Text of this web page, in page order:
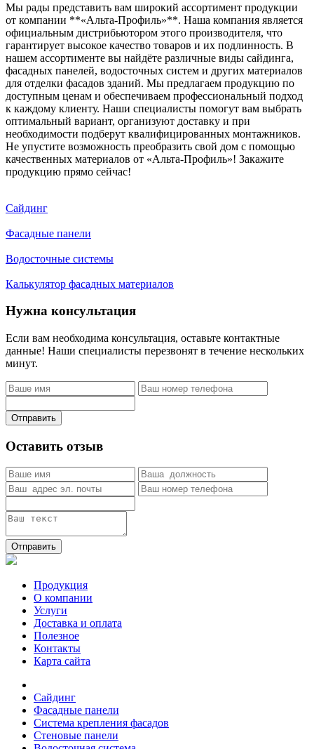
Мы рады представить вам широкий ассортимент продукции
от компании **«Альта-Профиль»**. Наша компания является
официальным дистрибьютором этого производителя, что
гарантирует высокое качество товаров и их подлинность. В
нашем ассортименте вы найдёте различные виды сайдинга,
фасадных панелей, водосточных систем и других материалов
для отделки фасадов зданий. Мы предлагаем продукцию по
доступным ценам и обеспечиваем профессиональный подход
к каждому клиенту. Наши специалисты помогут вам выбрать
оптимальный вариант, организуют доставку и при
необходимости подберут квалифицированных монтажников.
Не упустите возможность преобразить свой дом с помощью
качественных материалов от «Альта-Профиль»! Закажите
продукцию прямо сейчас!
Сайдинг
Фасадные панели
Водосточные системы
Калькулятор фасадных материалов
Нужна консультация
Если вам необходима консультация, оставьте контактные
данные! Наши специалисты перезвонят в течение нескольких
минут.
Отправить
Оставить отзыв
Отправить
Продукция
О компании
Услуги
Доставка и оплата
Полезное
Контакты
Карта сайта
Сайдинг
Фасадные панели
Система крепления фасадов
Стеновые панели